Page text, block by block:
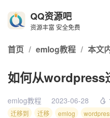
QQ资源吧
资源丰富 安全免费
首页 / emlog教程 / 本文
如何从wordpress
emlog教程 2023-06-28
迁移到 迁移 emlog